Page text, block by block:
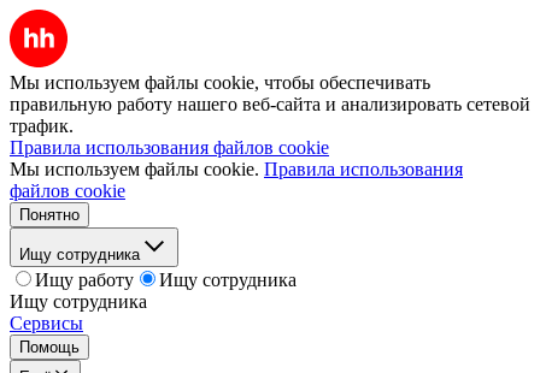
Мы используем файлы cookie, чтобы обеспечивать
правильную работу нашего веб-сайта и анализировать сетевой
трафик.
Правила использования файлов cookie
Мы используем файлы cookie. Правила использования
файлов cookie
Понятно
Ищу сотрудника
Ищу работу
Ищу сотрудника
Ищу сотрудника
Сервисы
Помощь